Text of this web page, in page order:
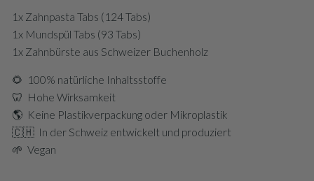
1x Zahnpasta Tabs (124 Tabs)
1x Mundspül Tabs (93 Tabs)
1x Zahnbürste aus Schweizer Buchenholz
🌻 100% natürliche Inhaltsstoffe
🦷 Hohe Wirksamkeit
🌎 Keine Plastikverpackung oder Mikroplastik
🇨🇭 In der Schweiz entwickelt und produziert
🌱 Vegan